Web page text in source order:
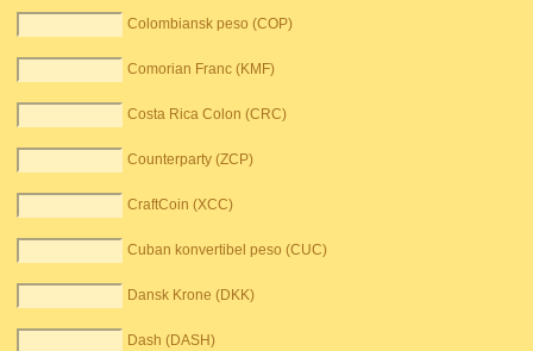
Colombiansk peso (COP)
Comorian Franc (KMF)
Costa Rica Colon (CRC)
Counterparty (ZCP)
CraftCoin (XCC)
Cuban konvertibel peso (CUC)
Dansk Krone (DKK)
Dash (DASH)